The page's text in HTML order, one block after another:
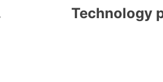
Technology